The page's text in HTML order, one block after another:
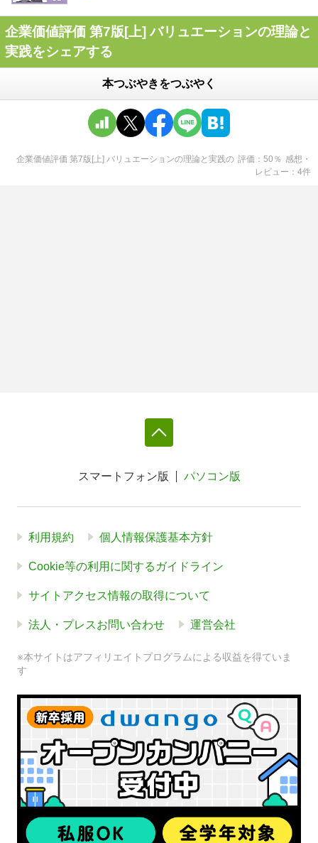
企業価値評価 第7版[上] バリュエーションの理論と
実践をシェアする
本つぶやきをつぶやく
企業価値評価 第7版[上] バリュエーションの理論と実践の 評価 50 ％ 感想・
レビュー
4件
スマートフォン版 パソコン版
利用規約 個人情報保護基本方針
Cookie等の利用に関するガイドライン
サイトアクセス情報の取得について
法人・プレスお問い合わせ 運営会社
※本サイトはアフィリエイトプログラムによる収益を得ていま
す